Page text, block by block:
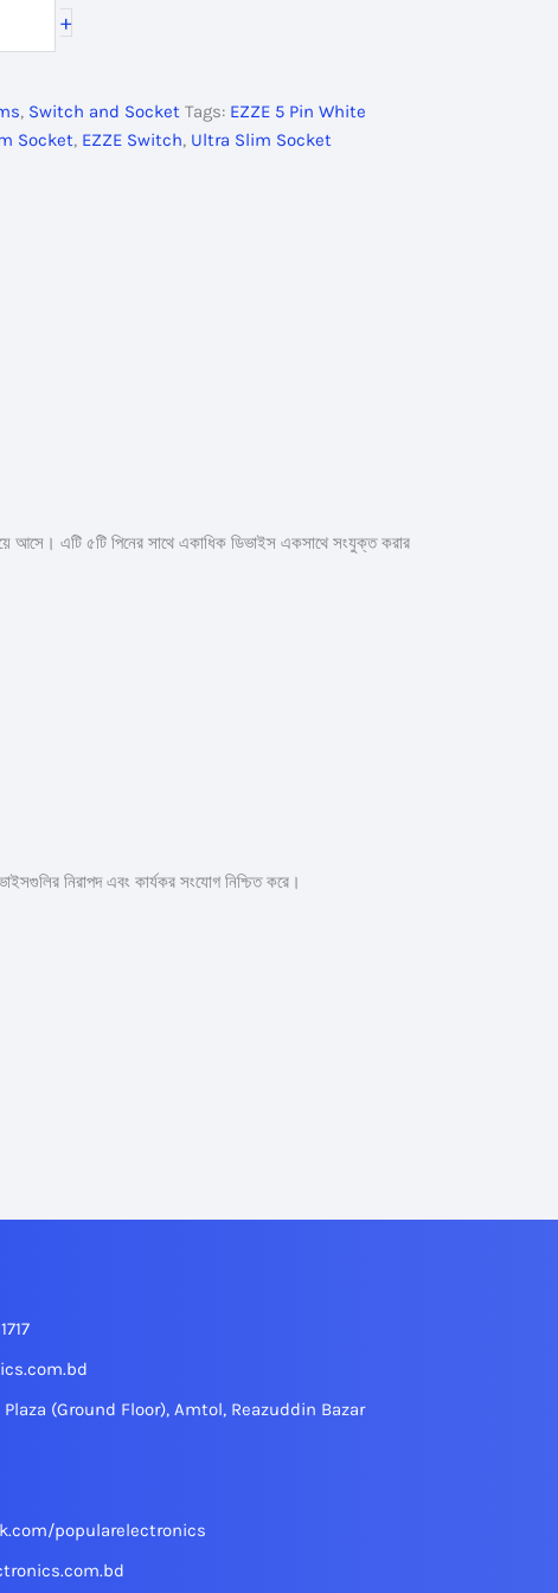
+
, Switch and Socket Tags: EZZE 5 Pin White
Socket, EZZE Switch, Ultra Slim Socket
এটি ৫টি পিনের সাথে একাধিক ডিভাইস একসাথে সংযুক্ত করার
নিরাপদ এবং কার্যকর সংযোগ নিশ্চিত করে।
Plaza (Ground Floor), Amtol, Reazuddin Bazar
popularelectronics